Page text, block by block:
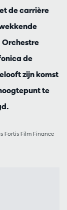
de carrière
Orchestre
de
zijn komst
te
Fortis Film Finance